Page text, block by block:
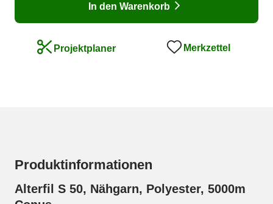
In den Warenkorb
Projektplaner Merkzettel
Produktinformationen
Alterfil S 50, Nähgarn, Polyester, 5000m